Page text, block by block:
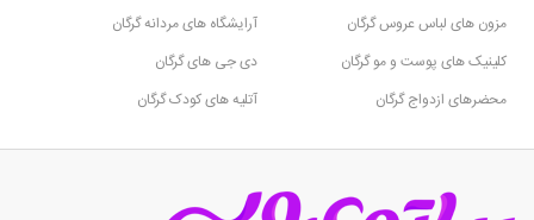
مزون های لباس عروس گرگان
آرایشگاه های مردانه گرگان
کلینیک های پوست و مو گرگان
دی جی های گرگان
محضرهای ازدواج گرگان
آتلیه های کودک گرگان